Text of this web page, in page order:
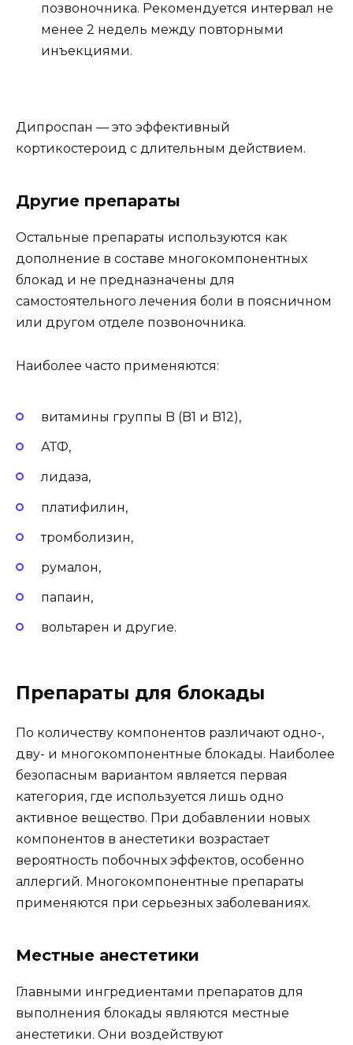
позвоночника. Рекомендуется интервал не
менее 2 недель между повторными
инъекциями.
Дипроспан — это эффективный
кортикостероид с длительным действием.
Другие препараты
Остальные препараты используются как
дополнение в составе многокомпонентных
блокад и не предназначены для
самостоятельного лечения боли в поясничном
или другом отделе позвоночника.
Наиболее часто применяются:
витамины группы B (B1 и B12),
АТФ,
лидаза,
платифилин,
тромболизин,
румалон,
папаин,
вольтарен и другие.
Препараты для блокады
По количеству компонентов различают одно-,
дву- и многокомпонентные блокады. Наиболее
безопасным вариантом является первая
категория, где используется лишь одно
активное вещество. При добавлении новых
компонентов в анестетики возрастает
вероятность побочных эффектов, особенно
аллергий. Многокомпонентные препараты
применяются при серьезных заболеваниях.
Местные анестетики
Главными ингредиентами препаратов для
выполнения блокады являются местные
анестетики. Они воздействуют